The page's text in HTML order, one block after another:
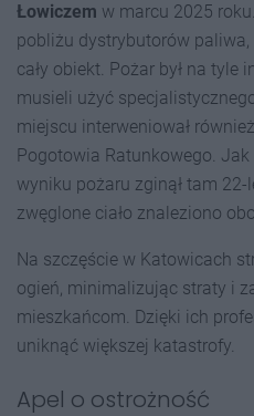
Łowiczem w marcu 2025
pobliżu dystrybutorów paliwa,
cały obiekt. Pożar był na tyle
musieli użyć
miejscu interweniował
Pogotowia Ratunkowego. Jak
wyniku pożaru zginął tam
zwęglone ciało znaleziono
Na szczęście w Katowicach
ogień, minimalizując straty i
mieszkańcom. Dzięki ich
uniknąć większej katastrofy.
Apel o ostrożność